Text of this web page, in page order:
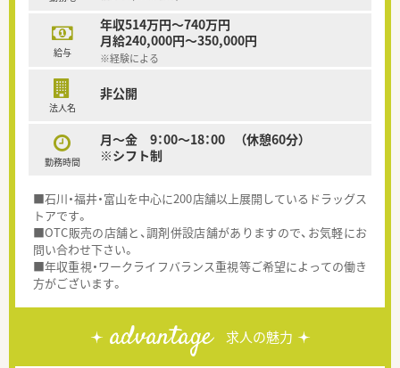
給与
年収514万円～740万円
月給240,000円～350,000円
※経験による
法人名
非公開
勤務時間
月～金 9：00～18：00 （休憩60分）
※シフト制
■石川・福井・富山を中心に200店舗以上展開しているドラッグス
トアです。
■OTC販売の店舗と、調剤併設店舗がありますので、お気軽にお
問い合わせ下さい。
■年収重視・ワークライフバランス重視等ご希望によっての働き
方がございます。
advantage 求人の魅力